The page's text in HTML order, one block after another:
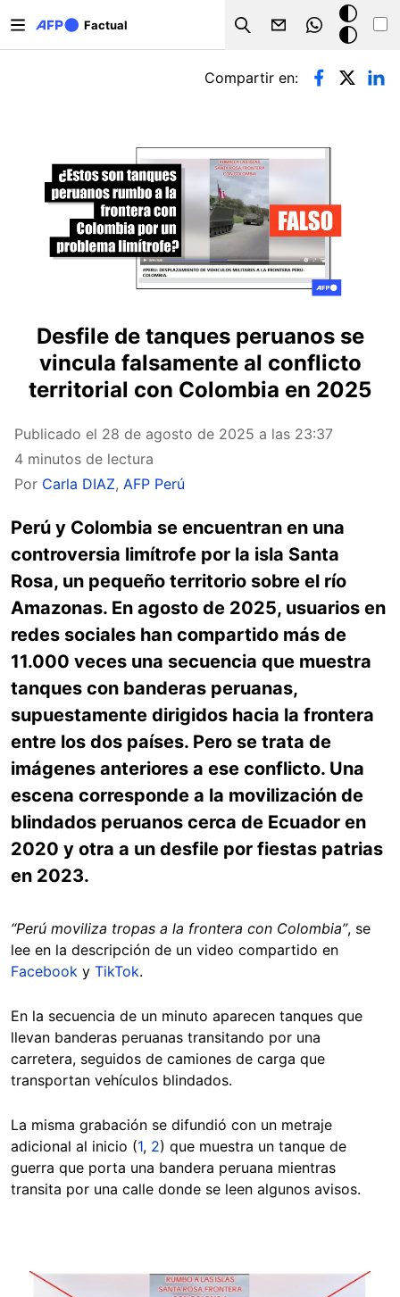
Factual
Search
Modo
oscuro
Solapas principales
Compartir en:
Desfile de tanques peruanos se
vincula falsamente al conflicto
territorial con Colombia en 2025
Publicado el 28 de agosto de 2025 a las 23:37
4 minutos de lectura
Por Carla DIAZ, AFP Perú
Perú y Colombia se encuentran en una
controversia limítrofe por la isla Santa
Rosa, un pequeño territorio sobre el río
Amazonas. En agosto de 2025, usuarios en
redes sociales han compartido más de
11.000 veces una secuencia que muestra
tanques con banderas peruanas,
supuestamente dirigidos hacia la frontera
entre los dos países. Pero se trata de
imágenes anteriores a ese conflicto. Una
escena corresponde a la movilización de
blindados peruanos cerca de Ecuador en
2020 y otra a un desfile por fiestas patrias
en 2023.
“Perú moviliza tropas a la frontera con Colombia”, se
lee en la descripción de un video compartido en
Facebook y TikTok.
En la secuencia de un minuto aparecen tanques que
llevan banderas peruanas transitando por una
carretera, seguidos de camiones de carga que
transportan vehículos blindados.
La misma grabación se difundió con un metraje
adicional al inicio (1, 2) que muestra un tanque de
guerra que porta una bandera peruana mientras
transita por una calle donde se leen algunos avisos.
Image